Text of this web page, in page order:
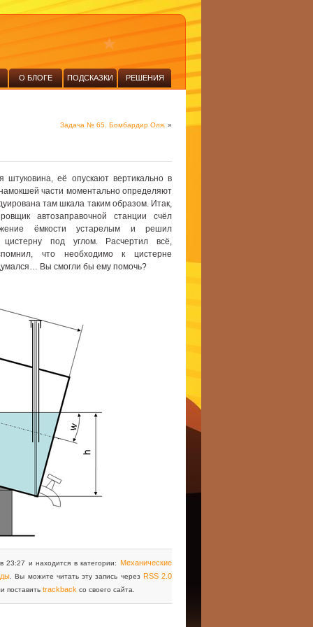
О БЛОГЕ ПОДСКАЗКИ РЕШЕНИЯ
Задача № 65. Бомбардир Оля. »
её опускают вертикально в
части моментально определяют
там шкала таким образом. Итак,
автозаправочной станции счёл
ёмкости устарелым и решил
цистерну под углом. Расчертил всё,
что необходимо к цистерне
Вы смогли бы ему помочь?
23:27 и находится в категории: Механические
. Вы можите читать эту запись через RSS 2.0
поставить trackback со своего сайта.